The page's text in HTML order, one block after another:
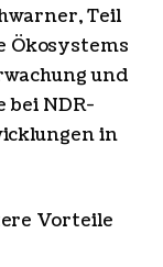
Teil
Ökosystems
und
bei NDR-
in
Vorteile